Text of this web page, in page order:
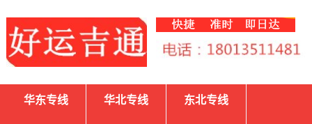
华东专线 华北专线 东北专线